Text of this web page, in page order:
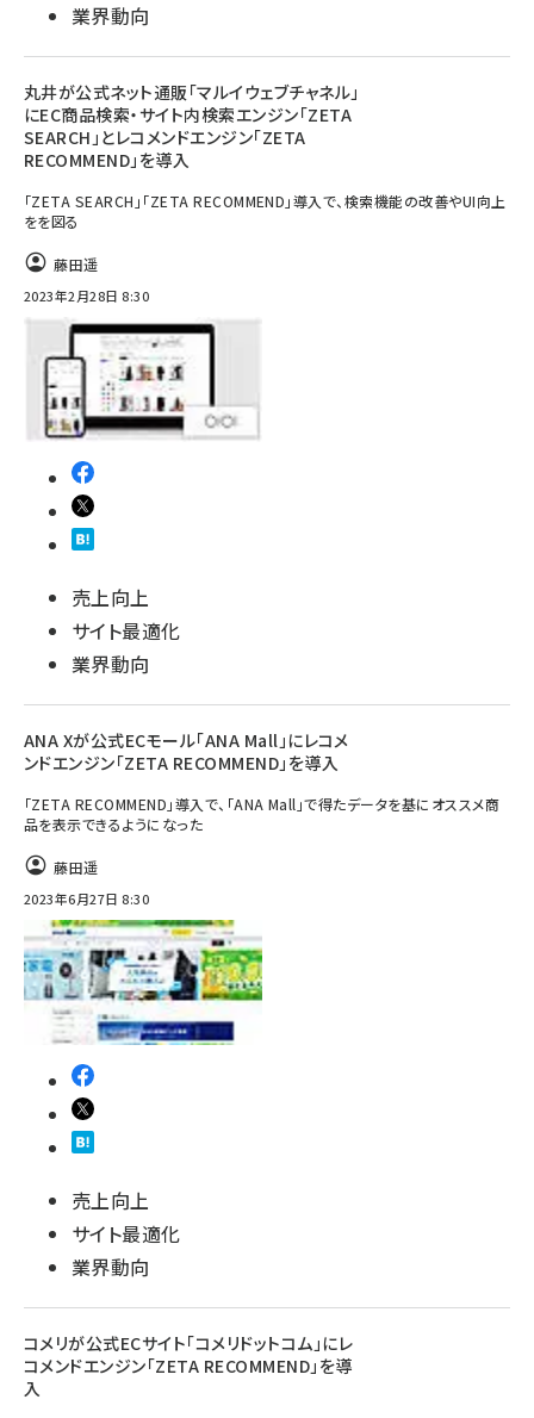
業界動向
丸井が公式ネット通販「マルイウェブチャネル」
にEC商品検索・サイト内検索エンジン「ZETA
SEARCH」とレコメンドエンジン「ZETA
RECOMMEND」を導入
「ZETA SEARCH」「ZETA RECOMMEND」導入で、検索機能の改善やUI向上
をを図る
藤田遥
2023年2月28日 8:30
売上向上
サイト最適化
業界動向
ANA Xが公式ECモール「ANA Mall」にレコメ
ンドエンジン「ZETA RECOMMEND」を導入
「ZETA RECOMMEND」導入で、「ANA Mall」で得たデータを基にオススメ商
品を表示できるようになった
藤田遥
2023年6月27日 8:30
売上向上
サイト最適化
業界動向
コメリが公式ECサイト「コメリドットコム」にレ
コメンドエンジン「ZETA RECOMMEND」を導
入